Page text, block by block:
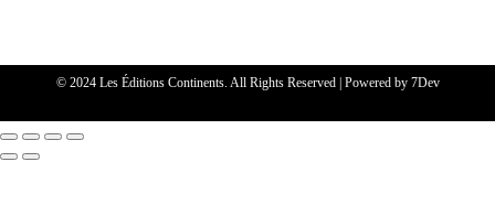
© 2024 Les Éditions Continents. All Rights Reserved | Powered by 7Dev